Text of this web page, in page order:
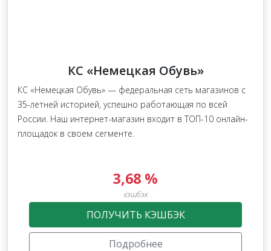
КС «Немецкая Обувь»
КС «Немецкая Обувь» — федеральная сеть магазинов с
35-летней историей, успешно работающая по всей
России. Наш интернет-магазин входит в ТОП-10 онлайн-
площадок в своем сегменте.
3,68 %
кэшбэк
ПОЛУЧИТЬ КЭШБЭК
Подробнее